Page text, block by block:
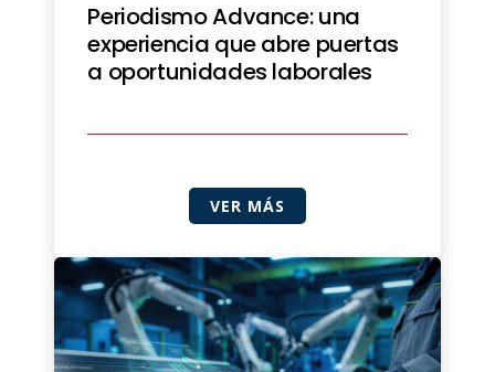
Periodismo Advance: una
experiencia que abre puertas
a oportunidades laborales
VER MÁS